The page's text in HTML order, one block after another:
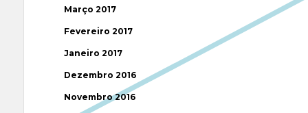
Março 2017
Fevereiro 2017
Janeiro 2017
Dezembro 2016
Novembro 2016